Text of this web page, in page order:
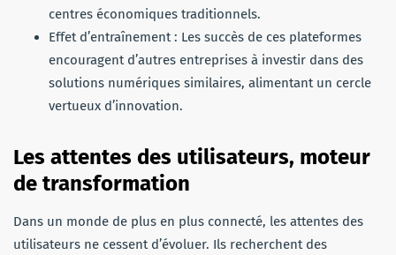
centres économiques traditionnels.
Effet d’entraînement : Les succès de ces plateformes
encouragent d’autres entreprises à investir dans des
solutions numériques similaires, alimentant un cercle
vertueux d’innovation.
Les attentes des utilisateurs, moteur
de transformation
Dans un monde de plus en plus connecté, les attentes des
utilisateurs ne cessent d’évoluer. Ils recherchent des